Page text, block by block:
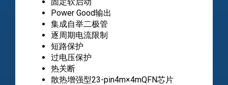
Power Good输出
集成自举二极管
逐周期电流限制
短路保护
过电压保护
热关断
散热增强型23-pin4m×4mQFN芯片